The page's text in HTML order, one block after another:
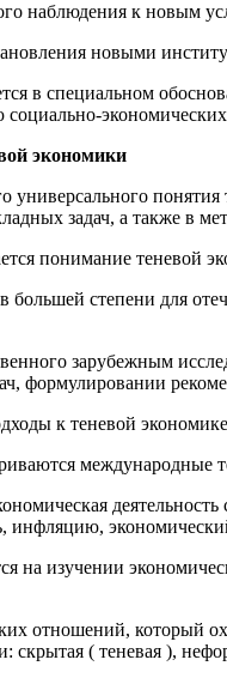
наблюдения к новым
новыми
в специальном
экономики
универсального
задач, а также в
понимание теневой
большей степени для
зарубежным
формулировании
к теневой экономике
инфляцию,
на изучении
отношений, который
скрытая ( теневая ),